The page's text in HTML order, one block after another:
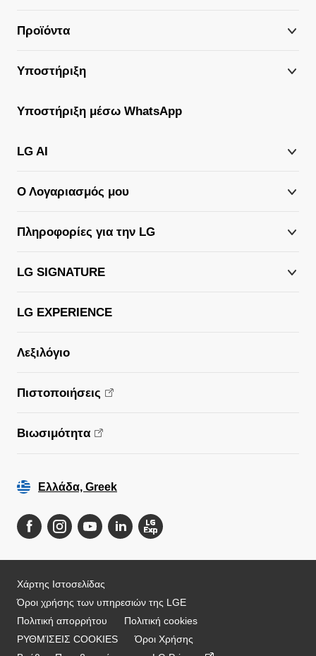
Προϊόντα
Υποστήριξη
Υποστήριξη μέσω WhatsApp
LG AI
Ο Λογαριασμός μου
Πληροφορίες για την LG
LG SIGNATURE
LG EXPERIENCE
Λεξιλόγιο
Πιστοποιήσεις
Βιωσιμότητα
Ελλάδα, Greek
Χάρτης Ιστοσελίδας
Όροι χρήσης των υπηρεσιών της LGE
Πολιτική απορρήτου
Πολιτική cookies
ΡΥΘΜΊΣΕΙΣ COOKIES
Όροι Χρήσης